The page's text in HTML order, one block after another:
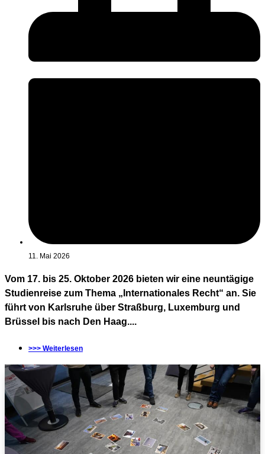
11. Mai 2026
Vom 17. bis 25. Oktober 2026 bieten wir eine neuntägige
Studienreise zum Thema „Internationales Recht“ an. Sie
führt von Karlsruhe über Straßburg, Luxemburg und
Brüssel bis nach Den Haag....
>>> Weiterlesen